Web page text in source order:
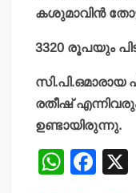
കശുമാവിന്‍
3320 രൂപയും
രതീഷ്
ഉണ്ടായിരുന്നു.
W
F